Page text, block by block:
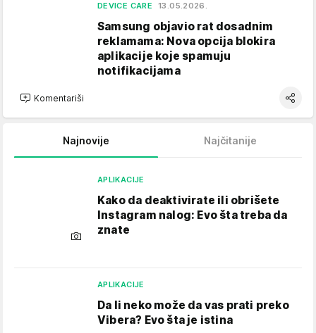
DEVICE CARE 13.05.2026.
Samsung objavio rat dosadnim
reklamama: Nova opcija blokira
aplikacije koje spamuju
notifikacijama
Komentariši
Najnovije Najčitanije
APLIKACIJE
Kako da deaktivirate ili obrišete
Instagram nalog: Evo šta treba da
znate
APLIKACIJE
Da li neko može da vas prati preko
Vibera? Evo šta je istina